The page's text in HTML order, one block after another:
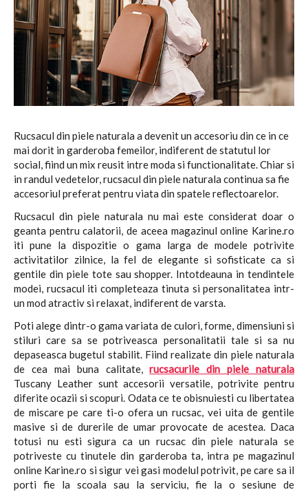
Rucsacul din piele naturala a devenit un accesoriu din ce in ce
mai dorit in garderoba femeilor, indiferent de statutul lor
social, fiind un mix reusit intre moda si functionalitate. Chiar si
in randul vedetelor, rucsacul din piele naturala continua sa fie
accesoriul preferat pentru viata din spatele reflectoarelor.
Rucsacul din piele naturala nu mai este considerat doar o
geanta pentru calatorii, de aceea magazinul online Karine.ro
iti pune la dispozitie o gama larga de modele potrivite
activitatilor zilnice, la fel de elegante si sofisticate ca si
gentile din piele tote sau shopper. Intotdeauna in tendintele
modei, rucsacul iti completeaza tinuta si personalitatea intr-
un mod atractiv si relaxat, indiferent de varsta.
Poti alege dintr-o gama variata de culori, forme, dimensiuni si
stiluri care sa se potriveasca personalitatii tale si sa nu
depaseasca bugetul stabilit. Fiind realizate din piele naturala
de cea mai buna calitate,rucsacurile din piele naturala
Tuscany Leather sunt accesorii versatile, potrivite pentru
diferite ocazii si scopuri. Odata ce te obisnuiesti cu libertatea
de miscare pe care ti-o ofera un rucsac, vei uita de gentile
masive si de durerile de umar provocate de acestea. Daca
totusi nu esti sigura ca un rucsac din piele naturala se
potriveste cu tinutele din garderoba ta, intra pe magazinul
online Karine.ro si sigur vei gasi modelul potrivit, pe care sa il
porti fie la scoala sau la serviciu, fie la o sesiune de